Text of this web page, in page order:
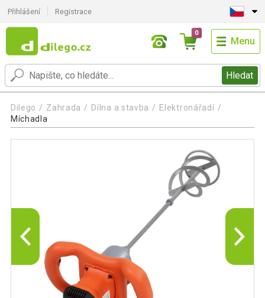
Přihlášení Registrace
Hledat
0
Menu
Dilego Zahrada Dílna a stavba
Elektronářadí
Míchadla